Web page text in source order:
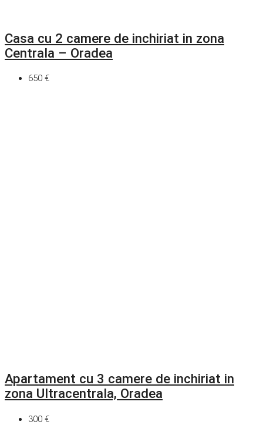
Casa cu 2 camere de inchiriat in zona
Centrala – Oradea
650 €
Apartament cu 3 camere de inchiriat in
zona Ultracentrala, Oradea
300 €